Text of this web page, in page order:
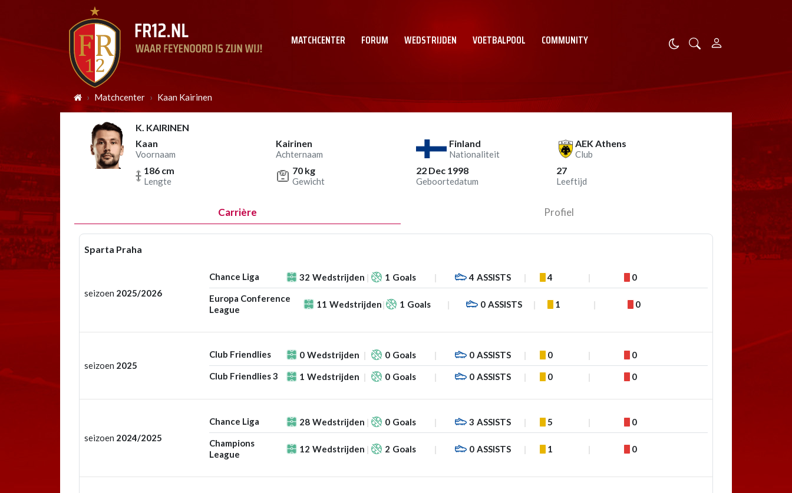
MATCHCENTER FORUM WEDSTRIJDEN VOETBALPOOL COMMUNITY
Matchcenter Kaan Kairinen
K. KAIRINEN
Kaan
Voornaam
Kairinen
Achternaam
Finland
Nationaliteit
AEK Athens
Club
186 cm
Lengte
70 kg
Gewicht
22 Dec 1998
Geboortedatum
27
Leeftijd
Carrière Profiel
Sparta Praha
seizoen 2025/2026
Chance Liga 32 Wedstrijden 1 Goals 4 ASSISTS 4 0
Europa Conference
League
11 Wedstrijden 1 Goals 0 ASSISTS 1 0
seizoen 2025
Club Friendlies 0 Wedstrijden 0 Goals 0 ASSISTS 0 0
Club Friendlies 3 1 Wedstrijden 0 Goals 0 ASSISTS 0 0
seizoen 2024/2025
Chance Liga 28 Wedstrijden 0 Goals 3 ASSISTS 5 0
Champions
League
12 Wedstrijden 2 Goals 0 ASSISTS 1 0